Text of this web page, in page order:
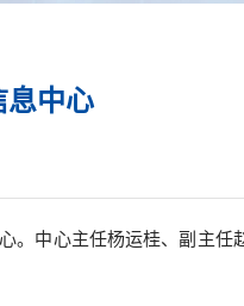
息中心
。中心主任杨运桂、副主任